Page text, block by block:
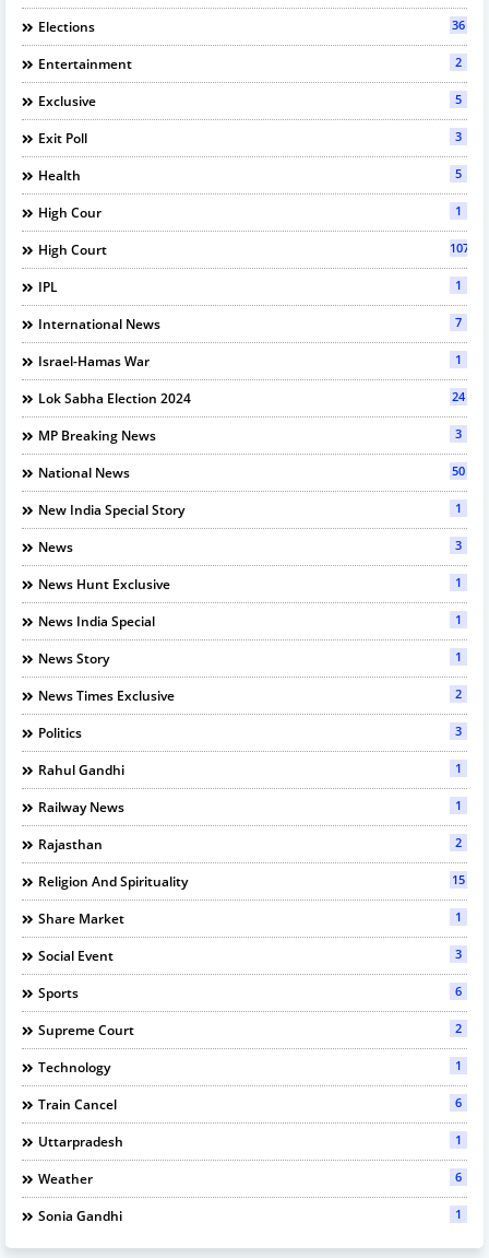
Elections 36
Entertainment 2
Exclusive 5
Exit Poll 3
Health 5
High Cour 1
High Court 107
IPL 1
International News 7
Israel-Hamas War 1
Lok Sabha Election 2024 24
MP Breaking News 3
National News 50
New India Special Story 1
News 3
News Hunt Exclusive 1
News India Special 1
News Story 1
News Times Exclusive 2
Politics 3
Rahul Gandhi 1
Railway News 1
Rajasthan 2
Religion And Spirituality 15
Share Market 1
Social Event 3
Sports 6
Supreme Court 2
Technology 1
Train Cancel 6
Uttarpradesh 1
Weather 6
Sonia Gandhi 1